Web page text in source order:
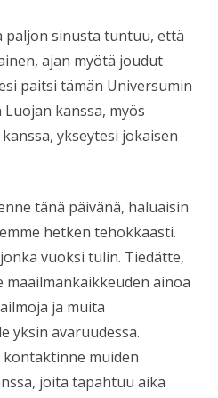
paljon sinusta tuntuu, että
ajan myötä joudut
paitsi tämän Universumin
kanssa, myös
ykseytesi jokaisen
tänä päivänä, haluaisin
hetken tehokkaasti.
vuoksi tulin. Tiedätte,
ainoa
ja muita
yksin avaruudessa.
muiden
joita tapahtuu aika